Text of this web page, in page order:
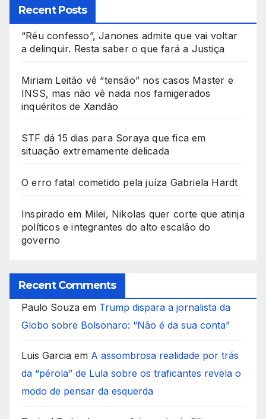
Recent Posts
“Réu confesso”, Janones admite que vai voltar
a delinquir. Resta saber o que fará a Justiça
Miriam Leitão vê “tensão” nos casos Master e
INSS, mas não vê nada nos famigerados
inquéritos de Xandão
STF dá 15 dias para Soraya que fica em
situação extremamente delicada
O erro fatal cometido pela juíza Gabriela Hardt
Inspirado em Milei, Nikolas quer corte que atinja
políticos e integrantes do alto escalão do
governo
Recent Comments
Paulo Souza em Trump dispara a jornalista da
Globo sobre Bolsonaro: “Não é da sua conta”
Luis Garcia em A assombrosa realidade por trás
da “pérola” de Lula sobre os traficantes revela o
modo de pensar da esquerda